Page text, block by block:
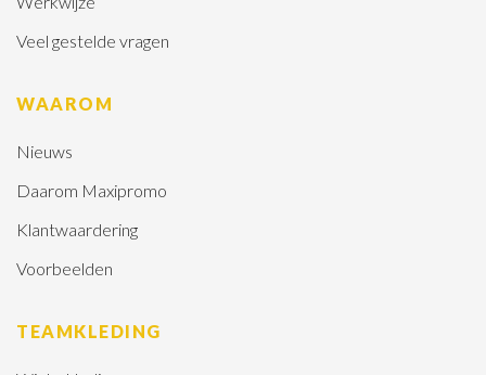
Veel gestelde vragen
WAAROM
Nieuws
Daarom Maxipromo
Klantwaardering
Voorbeelden
TEAMKLEDING